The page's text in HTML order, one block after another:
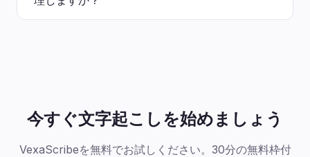
今すぐ文字起こしを始めましょう
VexaScribeを無料でお試しください。30分の無料枠付